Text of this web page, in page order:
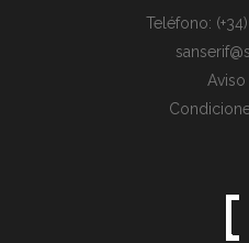
Teléfono:
Aviso